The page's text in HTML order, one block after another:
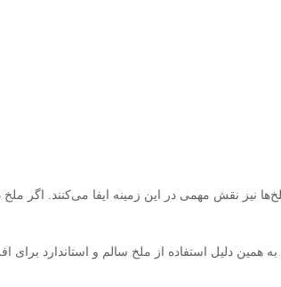
نیز نقش مهمی در این زمینه ایفا می‌کنند. اگر